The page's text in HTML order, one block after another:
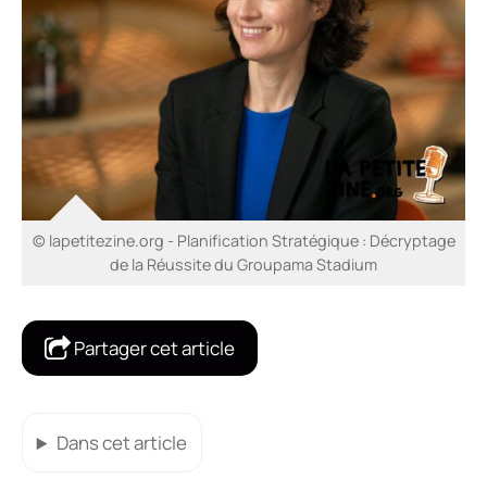
© lapetitezine.org - Planification Stratégique : Décryptage
de la Réussite du Groupama Stadium
Partager cet article
Dans cet article